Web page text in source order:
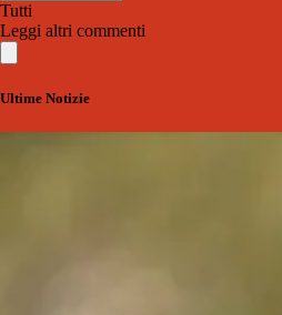
Tutti
Leggi altri commenti
Ultime Notizie